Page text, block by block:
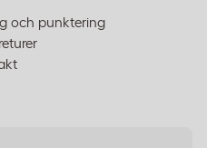
och punktering